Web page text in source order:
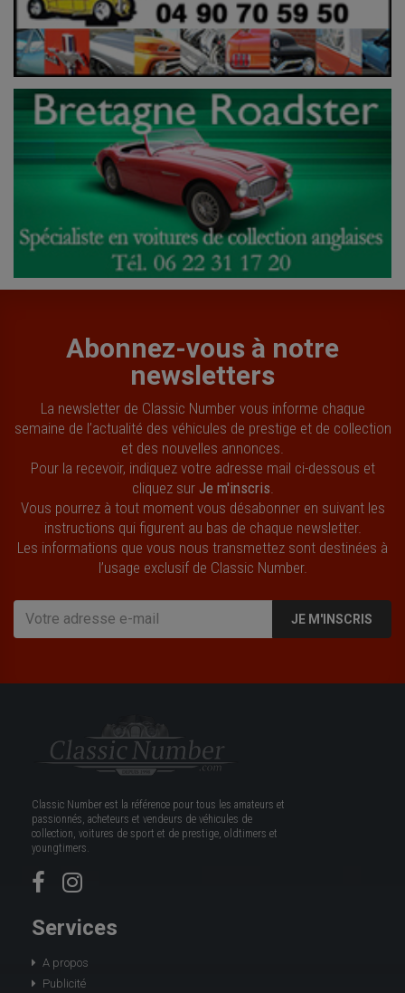
Abonnez-vous à notre
newsletters
La newsletter de Classic Number vous informe chaque
semaine de l’actualité des véhicules de prestige et de collection
et des nouvelles annonces.
Pour la recevoir, indiquez votre adresse mail ci-dessous et
cliquez sur Je m'inscris
Vous pourrez à tout moment vous désabonner en suivant les
instructions qui figurent au bas de chaque newsletter.
Les informations que vous nous transmettez sont destinées à
l’usage exclusif de Classic Number.
JE M'INSCRIS
Classic Number est la référence pour tous les amateurs et
passionnés, acheteurs et vendeurs de véhicules de
collection, voitures de sport et de prestige, oldtimers et
youngtimers.
Services
A propos
Publicité